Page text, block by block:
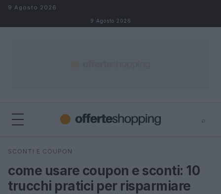
Salta al contenuto
9 Agosto 2026
9 Agosto 2026
⌕
Cerca
SCONTI E COUPON
come usare coupon e sconti: 10
trucchi pratici per risparmiare